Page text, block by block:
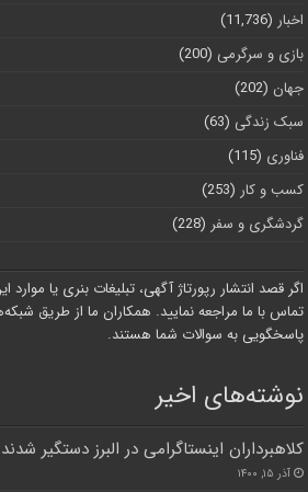
اخبار (11,736)
بازی و سرگرمی (200)
جهان (202)
سبک زندگی (63)
فناوری (115)
کسب و کار (253)
گردشگری و سفر (228)
اگر قصد انتشار رپورتاژ آگهی، تبلیغات بنری یا
تماس با ما مراجعه نمایید. همکاران ما از طریق
پاسخگویی به سوالات شما هستند.
نوشته‌های اخیر
کلاهبرداران اینستاگرامی در البرز دستگیر شدند
آذر ۱۵, ۱۴۰۰